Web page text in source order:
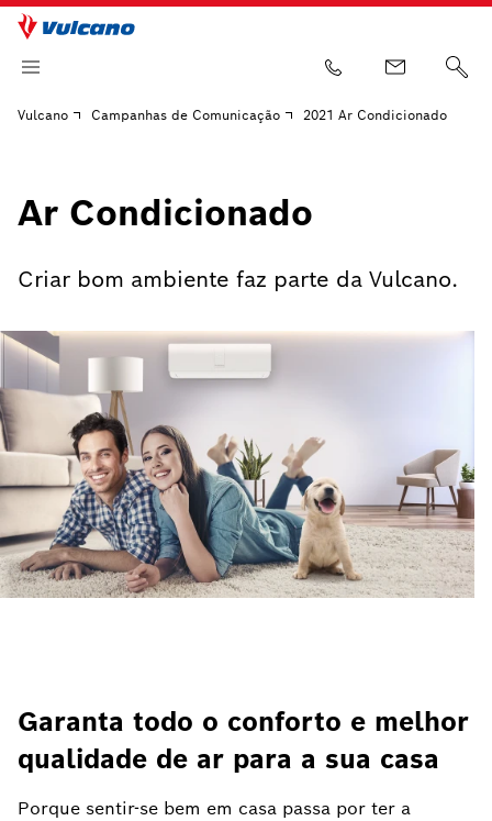
Vulcano Campanhas de Comunicação 2021 Ar Condicionado
Ar Condicionado
Criar bom ambiente faz parte da Vulcano.
Garanta todo o conforto e melhor
qualidade de ar para a sua casa
Porque sentir-se bem em casa passa por ter a